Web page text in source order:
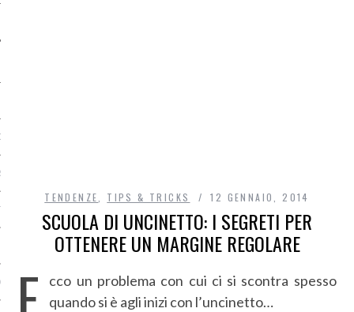
TENDENZE TIPS & TRICKS 12 GENNAIO, 2014
SCUOLA DI UNCINETTO: I SEGRETI PER
OTTENERE UN MARGINE REGOLARE
cco un problema con cui ci si scontra spesso
quando si è agli inizi con l’uncinetto…